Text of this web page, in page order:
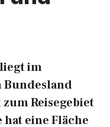
im
Bundesland
Reisegebiet
hat eine Fläche